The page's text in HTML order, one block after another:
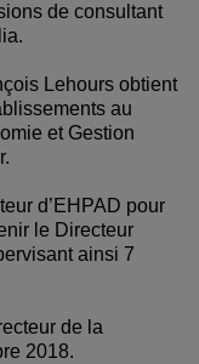
de consultant
Lehours obtient
au
et Gestion
d’EHPAD pour
le Directeur
ainsi 7
de la
2018.